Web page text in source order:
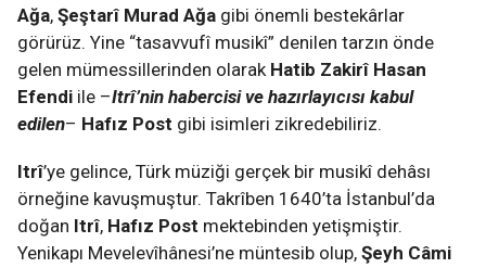
Ağa, Şeştarî Murad Ağa gibi önemli bestekârlar
görürüz. Yine “tasavvufî musikî” denilen tarzın önde
gelen mümessillerinden olarak Hatib Zakirî Hasan
Efendi ile –Itrî’nin habercisi ve hazırlayıcısı kabul
edilen– Hafız Post gibi isimleri zikredebiliriz.
Itrî’ye gelince, Türk müziği gerçek bir musikî dehâsı
örneğine kavuşmuştur. Takrîben 1640’ta İstanbul’da
doğan Itrî, Hafız Post mektebinden yetişmiştir.
Yenikapı Mevelevîhânesi’ne müntesib olup, Şeyh Câmi